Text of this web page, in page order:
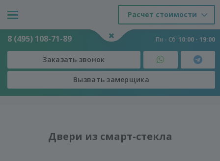
Расчет стоимости
8 (495) 108-71-89 Пн - Сб 10:00 - 19:00
Заказать звонок
Вызвать замерщика
Двери - Двери - Двери из смарт-стекла
Двери из смарт-стекла